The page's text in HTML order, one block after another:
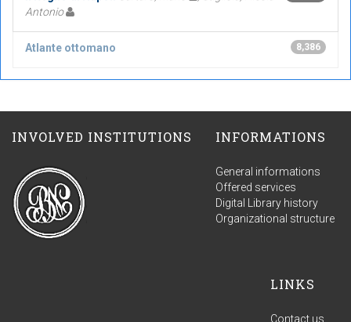
Antonio
8,386
Atlante ottomano
INVOLVED INSTITUTIONS INFORMATIONS
General informations
Offered services
Digital Library history
Organizational structure
LINKS
Contact us